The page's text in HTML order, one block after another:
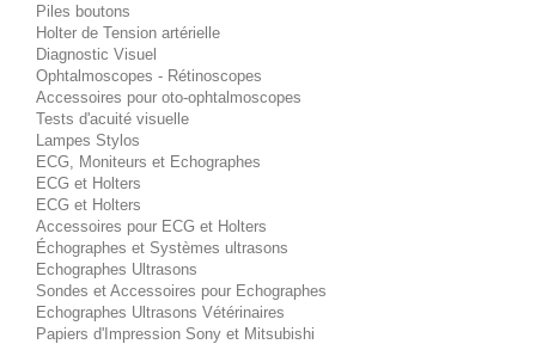
Piles boutons
Holter de Tension artérielle
Diagnostic Visuel
Ophtalmoscopes - Rétinoscopes
Accessoires pour oto-ophtalmoscopes
Tests d'acuité visuelle
Lampes Stylos
ECG, Moniteurs et Echographes
ECG et Holters
ECG et Holters
Accessoires pour ECG et Holters
Échographes et Systèmes ultrasons
Echographes Ultrasons
Sondes et Accessoires pour Echographes
Echographes Ultrasons Vétérinaires
Papiers d'Impression Sony et Mitsubishi